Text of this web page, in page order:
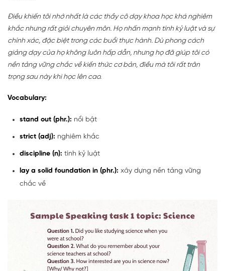
Điều khiến tôi nhớ nhất là các thầy cô dạy khoa học khá nghiêm
khắc nhưng rất giỏi chuyên môn. Họ nhấn mạnh tính kỷ luật và sự
chính xác, đặc biệt trong các buổi thực hành. Dù phong cách
giảng dạy của họ không luôn hấp dẫn, nhưng họ đã giúp tôi có
nền tảng vững chắc về kiến thức cơ bản, điều mà tôi rất trân
trọng sau này khi học lên cao.
Vocabulary:
stand out (phr.): nổi bật
strict (adj): nghiêm khắc
discipline (n): tính kỷ luật
lay a solid foundation in (phr.): xây dựng nền tảng vững
chắc về